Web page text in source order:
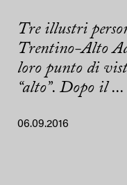
Tre illustri
Trentino-Alto
loro punto di
“alto”. Dopo il ...
06.09.2016